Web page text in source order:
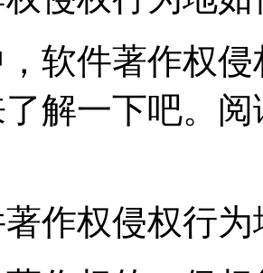
软件著作权
解一下吧。
作权侵权行